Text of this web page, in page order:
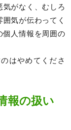
がなく、むしろ
気が伝わってく
個人情報を周囲の
はやめてくださ
報の扱い